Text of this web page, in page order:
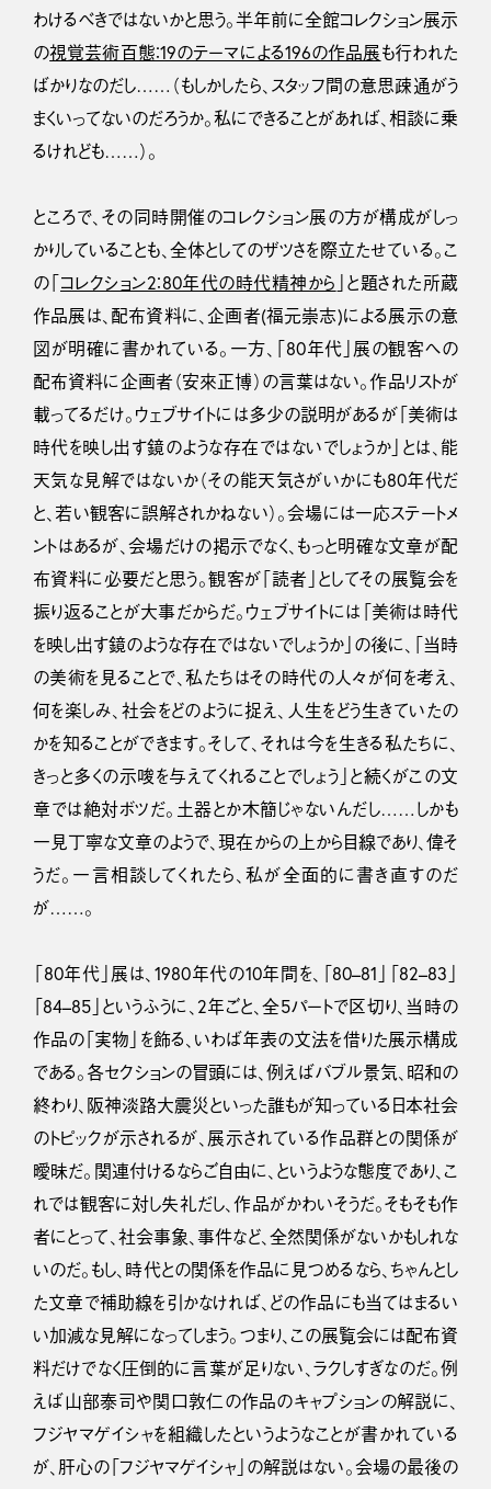
わけるべきではないかと思う。半年前に全館コレクション展示
の視覚芸術百態：19のテーマによる196の作品展も行われた
ばかりなのだし……（もしかしたら、スタッフ間の意思疎通がう
まくいってないのだろうか。私にできることがあれば、相談に乗
るけれども……）。
ところで、その同時開催のコレクション展の方が構成がしっ
かりしていることも、全体としてのザツさを際立たせている。こ
の「 コレクション2：80年代の時代精神から 」と題された所蔵
作品展は、配布資料に、企画者(福元崇志)による展示の意
図が明確に書かれている。一方、「80年代」展の観客への
配布資料に企画者（安來正博）の言葉はない。作品リストが
載ってるだけ。ウェブサイトには多少の説明があるが「美術は
時代を映し出す鏡のような存在ではないでしょうか」とは、能
天気な見解ではないか（その能天気さがいかにも80年代だ
と、若い観客に誤解されかねない）。会場には一応ステートメ
ントはあるが、会場だけの掲示でなく、もっと明確な文章が配
布資料に必要だと思う。観客が「読者」としてその展覧会を
振り返ることが大事だからだ。ウェブサイトには「美術は時代
を映し出す鏡のような存在ではないでしょうか」の後に、「当時
の美術を見ることで、私たちはその時代の人々が何を考え、
何を楽しみ、社会をどのように捉え、人生をどう生きていたの
かを知ることができます。そして、それは今を生きる私たちに、
きっと多くの示唆を与えてくれることでしょう」と続くがこの文
章では絶対ボツだ。土器とか木簡じゃないんだし……しかも
一見丁寧な文章のようで、現在からの上から目線であり、偉そ
うだ。一言相談してくれたら、私が全面的に書き直すのだ
が……。
「80年代」展は、1980年代の10年間を、「80–81」「82–83」
「84–85」というふうに、2年ごと、全5パートで区切り、当時の
作品の「実物」を飾る、いわば年表の文法を借りた展示構成
である。各セクションの冒頭には、例えばバブル景気、昭和の
終わり、阪神淡路大震災といった誰もが知っている日本社会
のトピックが示されるが、展示されている作品群との関係が
曖昧だ。関連付けるならご自由に、というような態度であり、こ
れでは観客に対し失礼だし、作品がかわいそうだ。そもそも作
者にとって、社会事象、事件など、全然関係がないかもしれな
いのだ。もし、時代との関係を作品に見つめるなら、ちゃんとし
た文章で補助線を引かなければ、どの作品にも当てはまるい
い加減な見解になってしまう。つまり、この展覧会には配布資
料だけでなく圧倒的に言葉が足りない、ラクしすぎなのだ。例
えば山部泰司や関口敦仁の作品のキャプションの解説に、
フジヤマゲイシャを組織したというようなことが書かれている
が、肝心の「フジヤマゲイシャ」の解説はない。会場の最後の